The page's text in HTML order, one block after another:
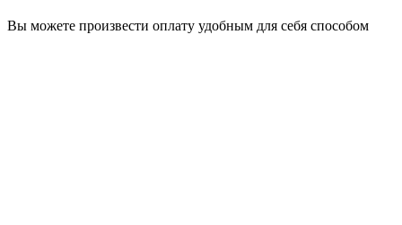
Вы можете произвести оплату удобным для себя способом